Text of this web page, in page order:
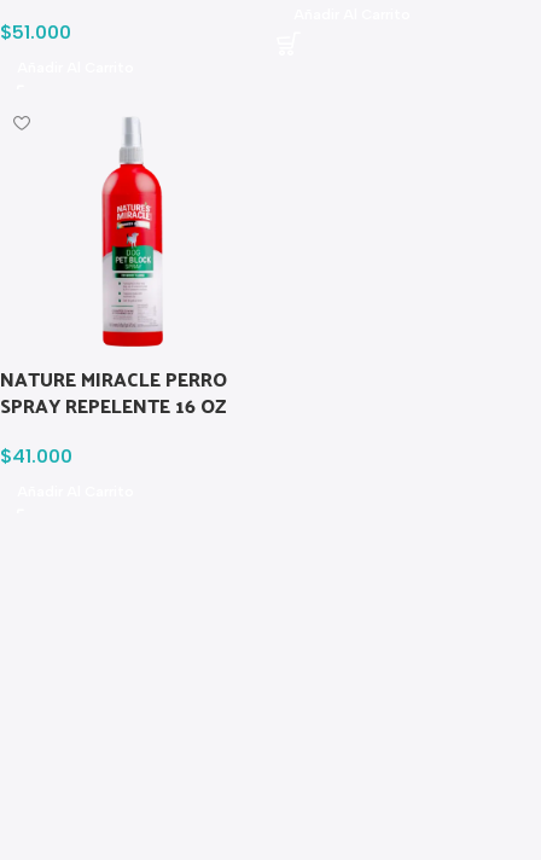
$51.000
NATURE MIRACLE PERRO
SPRAY REPELENTE 16 OZ
$41.000